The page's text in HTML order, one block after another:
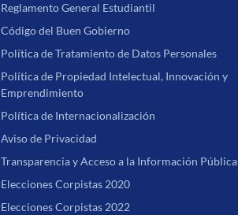
Reglamento General Estudiantil
Código del Buen Gobierno
Política de Tratamiento de Datos Personales
Política de Propiedad Intelectual, Innovación y
Emprendimiento
Política de Internacionalización
Aviso de Privacidad
Transparencia y Acceso a la Información Pública
Elecciones Corpistas 2020
Elecciones Corpistas 2022